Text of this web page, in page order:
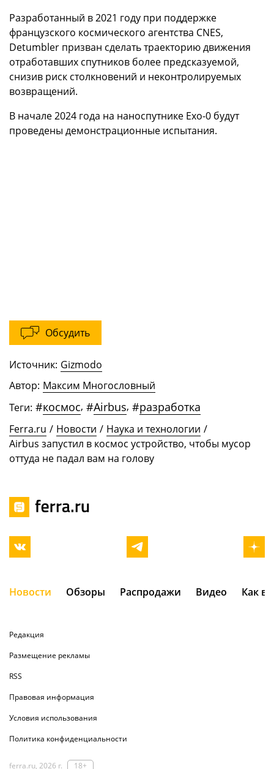
Разработанный в 2021 году при поддержке
французского космического агентства CNES,
Detumbler призван сделать траекторию движения
отработавших спутников более предсказуемой,
снизив риск столкновений и неконтролируемых
возвращений.
В начале 2024 года на наноспутнике Exo-0 будут
проведены демонстрационные испытания.
Обсудить
Источник: Gizmodo
Автор: Максим Многословный
Теги: #космос, #Airbus, #разработка
Ferra.ru / Новости / Наука и технологии /
Airbus запустил в космос устройство, чтобы мусор
оттуда не падал вам на голову
Новости Обзоры Распродажи Видео Как
Редакция
Размещение рекламы
RSS
Правовая информация
Условия использования
Политика конфиденциальности
ferra.ru, 2026 г. 18+